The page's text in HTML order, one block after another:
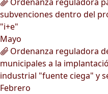
subvenciones dentro del
"i+e"
Mayo
Ordenanza reguladora
municipales a la
industrial "fuente ciega" y
Febrero